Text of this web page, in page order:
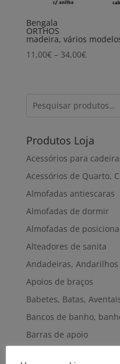
Bengala
ORTHOS
madeira, vários
11,00€ – 34,00€Price
34,00€
Produtos Loja
Acessórios para
Acessórios de Quarto,
Almofadas antiescaras
Almofadas de dormir
Almofadas de
Alteadores de sanita
Andadeiras, Andarilhos
Apoios de braços
Babetes, Batas,
Bancos de banho,
Barras de apoio